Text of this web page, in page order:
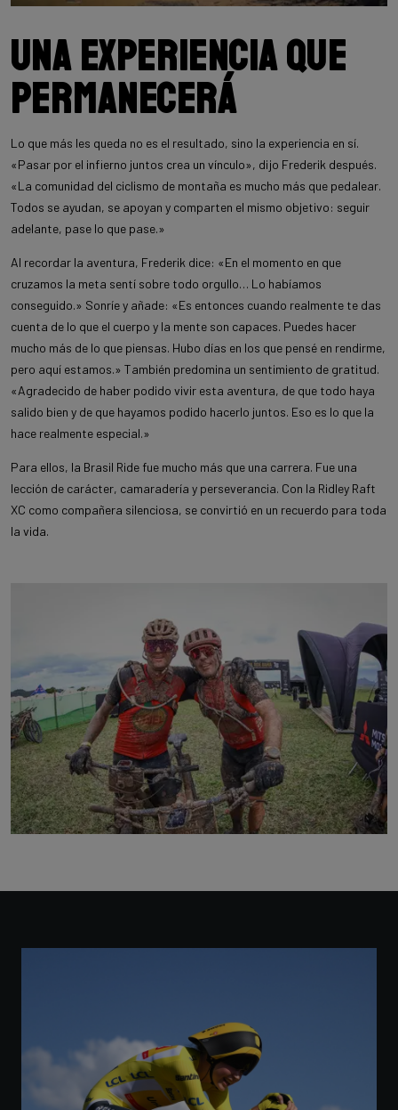
Una experiencia que
permanecerá
Lo que más les queda no es el resultado, sino la experiencia en sí.
«Pasar por el infierno juntos crea un vínculo», dijo Frederik después.
«La comunidad del ciclismo de montaña es mucho más que pedalear.
Todos se ayudan, se apoyan y comparten el mismo objetivo: seguir
adelante, pase lo que pase.»
Al recordar la aventura, Frederik dice: «En el momento en que
cruzamos la meta sentí sobre todo orgullo… Lo habíamos
conseguido.» Sonríe y añade: «Es entonces cuando realmente te das
cuenta de lo que el cuerpo y la mente son capaces. Puedes hacer
mucho más de lo que piensas. Hubo días en los que pensé en rendirme,
pero aquí estamos.» También predomina un sentimiento de gratitud.
«Agradecido de haber podido vivir esta aventura, de que todo haya
salido bien y de que hayamos podido hacerlo juntos. Eso es lo que la
hace realmente especial.»
Para ellos, la Brasil Ride fue mucho más que una carrera. Fue una
lección de carácter, camaradería y perseverancia. Con la Ridley Raft
XC como compañera silenciosa, se convirtió en un recuerdo para toda
la vida.